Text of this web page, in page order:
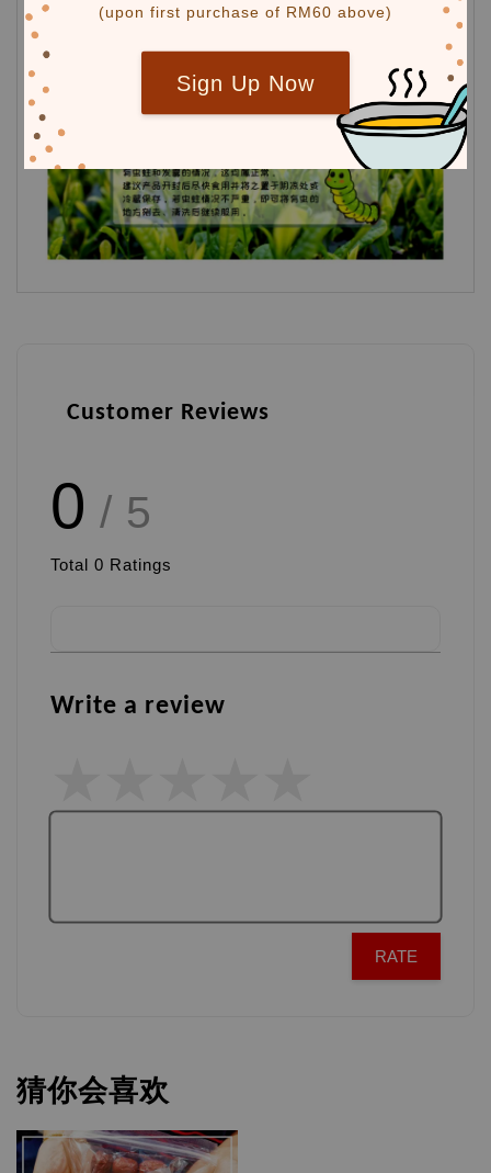
(upon first purchase of RM60 above)
Sign Up Now
Customer Reviews
0 / 5
Total 0 Ratings
Write a review
RATE
猜你会喜欢